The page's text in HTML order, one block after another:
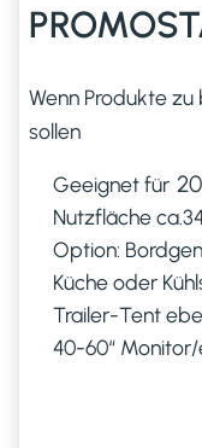
Wenn Produkte
sollen
Geeignet für 20
Nutzfläche ca.
Option:
Küche oder
Trailer-Tent
40-60“